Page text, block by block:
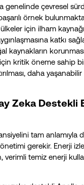
genelinde çevresel
örnek
için ilham
katkı
kaynakların
kritik öneme sahip
daha
Zeka Destekli
tam anlamıyla
gerekir. Enerji
temiz enerji